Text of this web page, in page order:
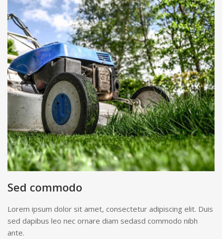
Sed commodo
Lorem ipsum dolor sit amet, consectetur adipiscing elit. Duis
sed dapibus leo nec ornare diam sedasd commodo nibh
ante.